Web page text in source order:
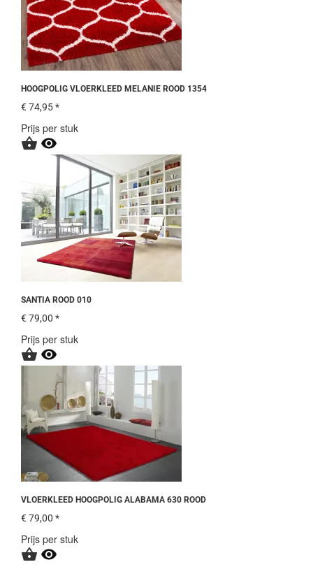
HOOGPOLIG VLOERKLEED MELANIE ROOD 1354
€ 74,95 *
Prijs per stuk
 
SANTIA ROOD 010
€ 79,00 *
Prijs per stuk
 
VLOERKLEED HOOGPOLIG ALABAMA 630 ROOD
€ 79,00 *
Prijs per stuk
 